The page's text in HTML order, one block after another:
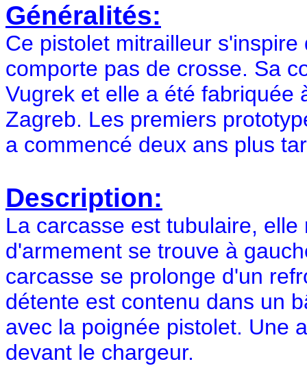
Généralités:
Ce pistolet mitrailleur
comporte pas de crosse. Sa
Vugrek et elle a été fabriquée
Zagreb. Les premiers
a commencé deux ans plus
Description:
La carcasse est tubulaire,
d'armement se trouve à
carcasse se prolonge d'un
détente est contenu dans un
avec la poignée pistolet. Une
devant le chargeur.